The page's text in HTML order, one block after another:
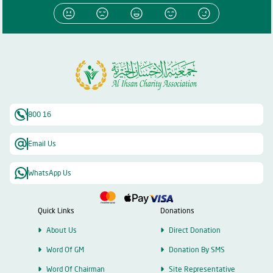
800 16
Email Us
WhatsApp Us
Quick Links
About Us
Word Of GM
Word Of Chairman
Donations
Direct Donation
Donation By SMS
Site Representative